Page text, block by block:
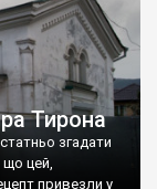
Тирона
згадати
що цей,
привезли у